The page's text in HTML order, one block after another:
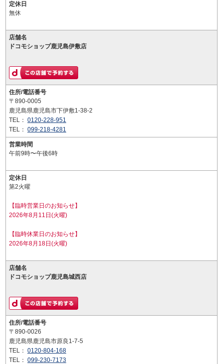
定休日
無休
店舗名
ドコモショップ鹿児島伊敷店
住所/電話番号
〒890-0005
鹿児島県鹿児島市下伊敷1-38-2
TEL： 0120-228-951
TEL： 099-218-4281
営業時間
午前9時〜午後6時
定休日
第2火曜
【臨時営業日のお知らせ】
2026年8月11日(火曜)
【臨時休業日のお知らせ】
2026年8月18日(火曜)
店舗名
ドコモショップ鹿児島城西店
住所/電話番号
〒890-0026
鹿児島県鹿児島市原良1-7-5
TEL： 0120-804-168
TEL： 099-230-7173